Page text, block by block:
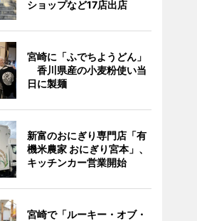
ショップなど17店出店
宮崎に「ふでちようどん」
香川県産の小麦粉使い当
日に製麺
新富のおにぎり専門店「有
機米農家 おにぎり宮本」、
キッチンカー営業開始
宮崎で「ルーキー・オブ・